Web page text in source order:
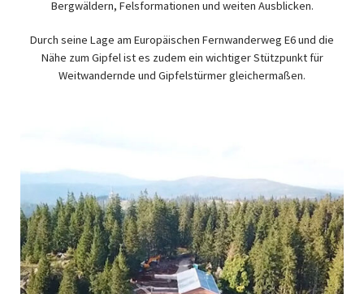
Bergwäldern, Felsformationen und weiten Ausblicken.
Durch seine Lage am Europäischen Fernwanderweg E6 und die
Nähe zum Gipfel ist es zudem ein wichtiger Stützpunkt für
Weitwandernde und Gipfelstürmer gleichermaßen.